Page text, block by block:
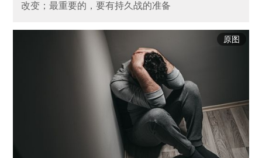
改变；最重要的，要有持久战的准备
原图